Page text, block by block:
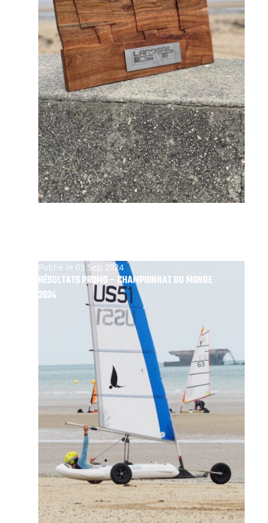
Publié le 03 Sep 2024
RÉSULTATS PROMO – CHAMPIONNAT DU MONDE
2024